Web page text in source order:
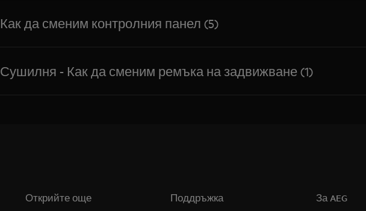
Как да сменим контролния панел (5)
Сушилня - Как да сменим ремъка на задвижване (1)
Открийте още Поддръжка За AEG